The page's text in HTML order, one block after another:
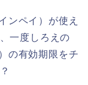
ンペイ）が使え
一度しろえの
の有効期限をチ